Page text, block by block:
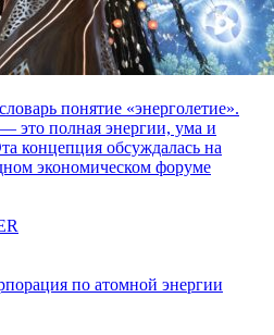
понятие «энерголетие».
это полная энергии, ума и
концепция обсуждалась на
экономическом форуме
по атомной энергии